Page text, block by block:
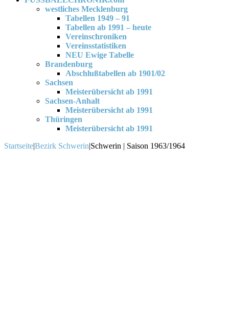
westliches Mecklenburg
Tabellen 1949 – 91
Tabellen ab 1991 – heute
Vereinschroniken
Vereinsstatistiken
NEU Ewige Tabelle
Brandenburg
Abschlußtabellen ab 1901/02
Sachsen
Meisterübersicht ab 1991
Sachsen-Anhalt
Meisterübersicht ab 1991
Thüringen
Meisterübersicht ab 1991
Startseite|Bezirk Schwerin|Schwerin | Saison 1963/1964